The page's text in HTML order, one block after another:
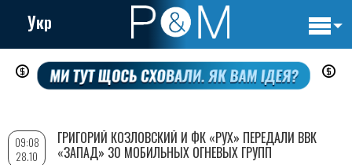
Перейти
содержанию
Укр
09:08
28.10
ГРИГОРИЙ КОЗЛОВСКИЙ И ФК «РУХ» ПЕРЕДАЛИ ВВК
«ЗАПАД» 30 МОБИЛЬНЫХ ОГНЕВЫХ ГРУПП